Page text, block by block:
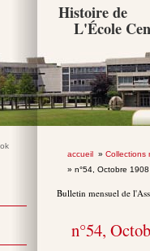
Histoire de
L'École
accueil» Collections
» n°54, Octobre
Bulletin mensuel de
n°54,